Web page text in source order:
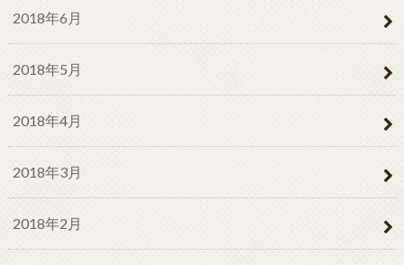
2018年6月
2018年5月
2018年4月
2018年3月
2018年2月